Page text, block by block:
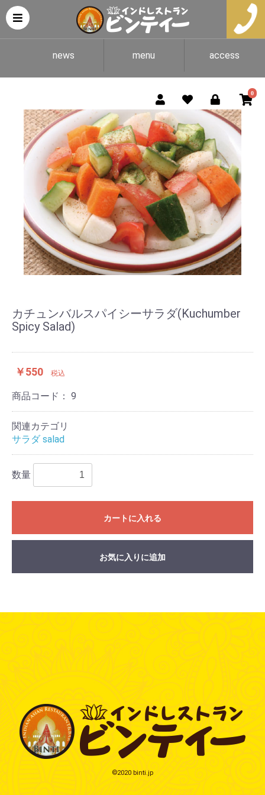
news menu access
0
カチュンバルスパイシーサラダ(Kuchumber
Spicy Salad)
￥550 税込
商品コード： 9
関連カテゴリ
サラダ salad
数量
カートに入れる
お気に入りに追加
©2020 binti.jp